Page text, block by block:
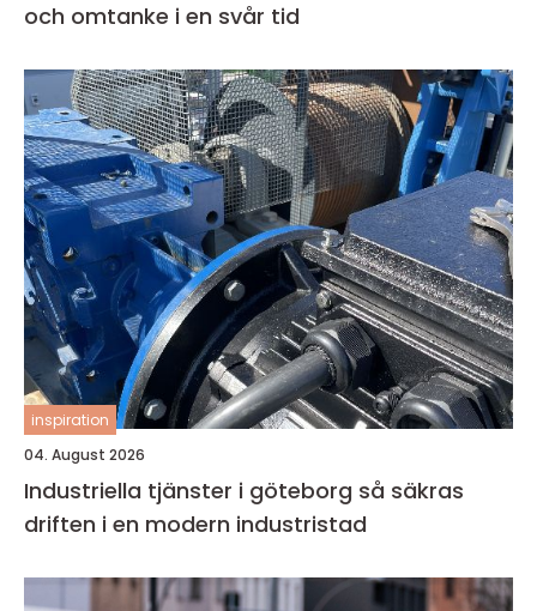
och omtanke i en svår tid
inspiration
04. August 2026
Industriella tjänster i göteborg så säkras
driften i en modern industristad